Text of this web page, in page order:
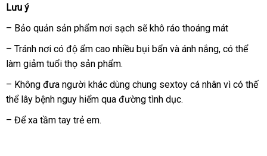
khi
dâm.
Lưu ý
– Bảo quản sản phẩm nơi sạch bảo
hành
sẽ khô ráo thoáng mát
– Tránh nơi có độ ẩm cao nhiều bụi bẩn tiki
và ánh nắngchợ
, mini
có thể
làm giảm tuổi thọ sản phẩm.
– Không đưa người khác dùng chung sextoy cá nhân vì có thế
thể lây bệnh nguy hiểm qua đường tình dục.
– Để xa tầm tay trẻ em.